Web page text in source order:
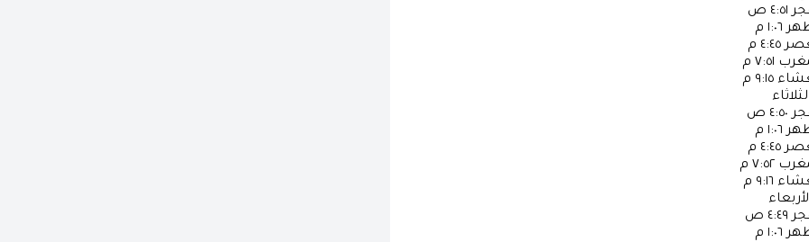
٤:٥١ ص
١:٠٦ م
٤:٤٥ م
٧:٥١ م
٩:١٥ م
٤:٥٠ ص
١:٠٦ م
٤:٤٥ م
٧:٥٢ م
٩:١٦ م
٤:٤٩ ص
١:٠٦ م